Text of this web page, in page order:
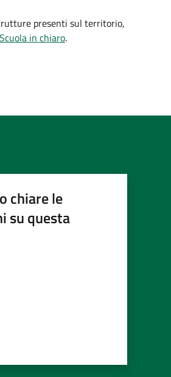
presenti sul territorio,
in chiaro.
chiare le
su questa